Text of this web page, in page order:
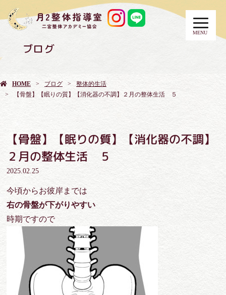
MENU
ブログ
HOME ブログ
整体的生活
【骨盤】【眠りの質】【消化器の不調】２月の整体生活 ５
【骨盤】【眠りの質】【消化器の不調】
２月の整体生活 ５
2025.02.25
今頃からお彼岸までは
右の骨盤が下がりやすい
時期ですので